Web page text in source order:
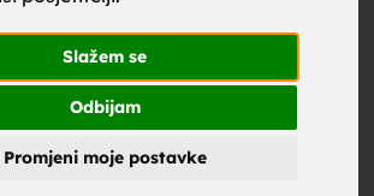
Slažem se
Odbijam
Promjeni moje postavkeza